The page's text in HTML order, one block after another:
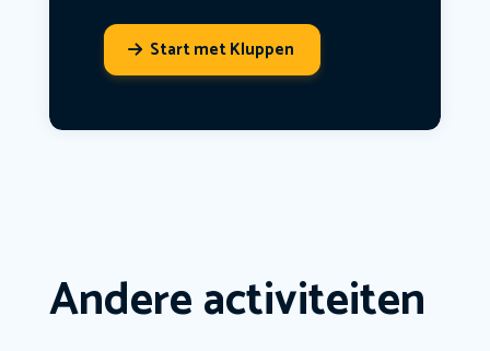
Start met Kluppen
Andere activiteiten